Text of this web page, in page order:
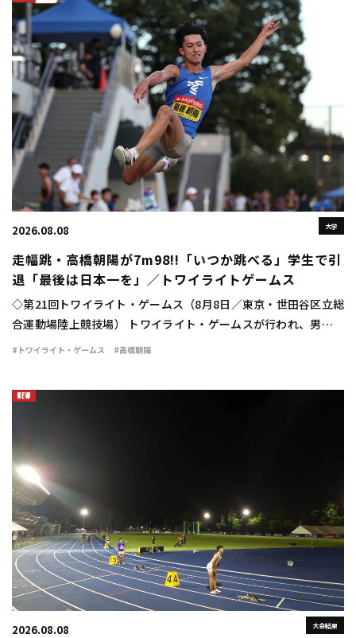
大学
2026.08.08
走幅跳・高橋朝陽が7m98!!「いつか跳べる」学生で引
退「最後は日本一を」／トワイライトゲームス
◇第21回トワイライト・ゲームス（8月8日／東京・世田谷区立総
合運動場陸上競技場） トワイライト・ゲームスが行われ、男子走
幅跳は高橋朝陽（東海大）が7m98（＋0.3）の大ジャンプを見せ
#トワイライト・ゲームス #高橋朝陽
大会結果
2026.08.08